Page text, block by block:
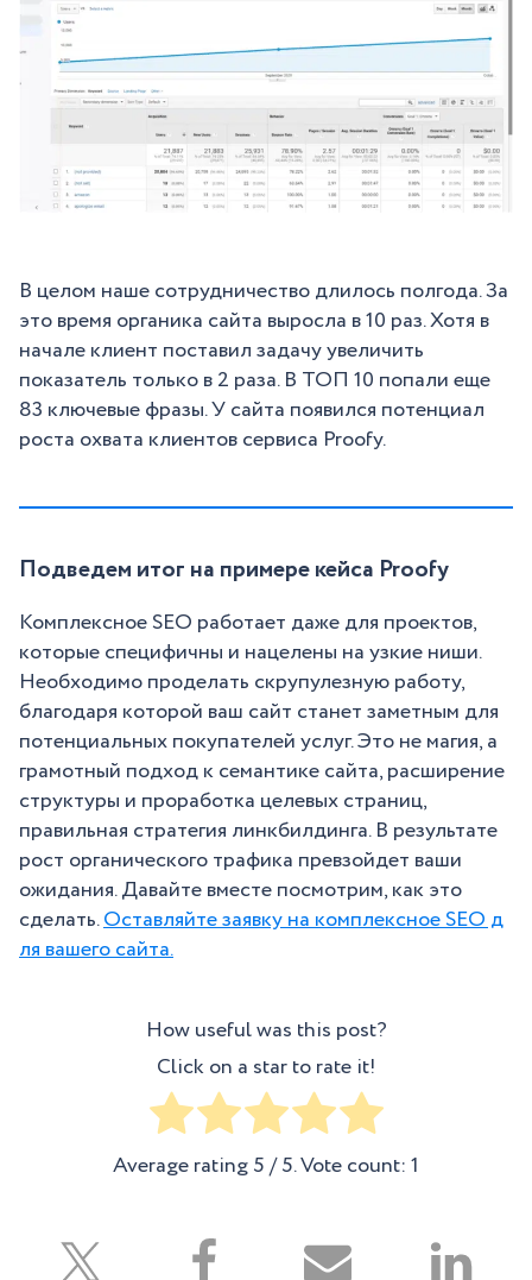
В целом наше сотрудничество длилось полгода. За
это время органика сайта выросла в 10 раз. Хотя в
начале клиент поставил задачу увеличить
показатель только в 2 раза. В ТОП 10 попали еще
83 ключевые фразы. У сайта появился потенциал
роста охвата клиентов сервиса Proofy.
Подведем итог на примере кейса Proofy
Комплексное SEO работает даже для проектов,
которые специфичны и нацелены на узкие ниши.
Необходимо проделать скрупулезную работу,
благодаря которой ваш сайт станет заметным для
потенциальных покупателей услуг. Это не магия, а
грамотный подход к семантике сайта, расширение
структуры и проработка целевых страниц,
правильная стратегия линкбилдинга. В результате
рост органического трафика превзойдет ваши
ожидания. Давайте вместе посмотрим, как это
сделать.Оставляйте заявку на комплексное SEO д
ля вашего сайта.
How useful was this post?
Click on a star to rate it!
Average rating5/ 5. Vote count:1